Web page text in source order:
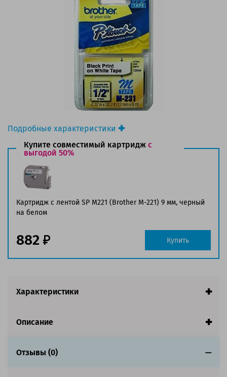
Подробные характеристики
Производитель
принтера:Brother
Производитель:
Brother
Вид товара:
для наклеек
Оригинальность:
Ресурс:8 метров.
Купите совместимый картридж с
выгодой 50%
Картридж с лентой SP M221 (Brother M-221) 9 мм, черный
на белом
882 Купить
Характеристики
Описание
Отзывы (0)